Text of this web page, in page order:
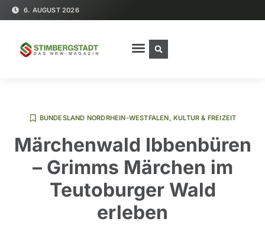
6. AUGUST 2026
BUNDESLAND NORDRHEIN-WESTFALEN, KULTUR & FREIZEIT
Märchenwald Ibbenbüren
– Grimms Märchen im
Teutoburger Wald
erleben